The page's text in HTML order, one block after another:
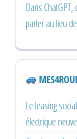
Dans
parler au lieu
Le leasing
électrique